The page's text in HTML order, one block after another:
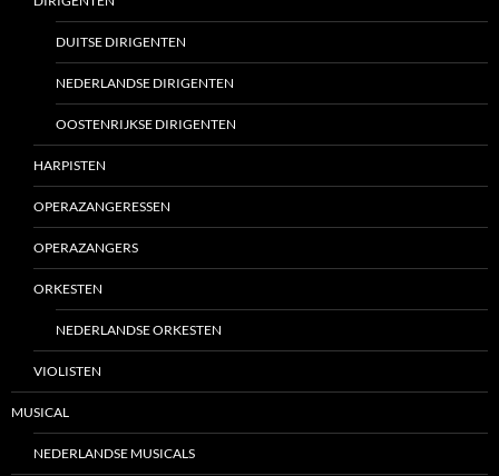
DUITSE DIRIGENTEN
NEDERLANDSE DIRIGENTEN
OOSTENRIJKSE DIRIGENTEN
HARPISTEN
OPERAZANGERESSEN
OPERAZANGERS
ORKESTEN
NEDERLANDSE ORKESTEN
VIOLISTEN
MUSICAL
NEDERLANDSE MUSICALS